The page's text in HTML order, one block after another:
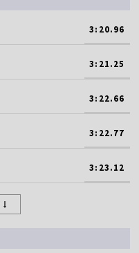
3:20.96
3:21.25
3:22.66
3:22.77
3:23.12